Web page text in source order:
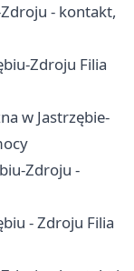
- kontakt,
Zdroju Filia
w Jastrzębie-
Zdroju -
- Zdroju Filia